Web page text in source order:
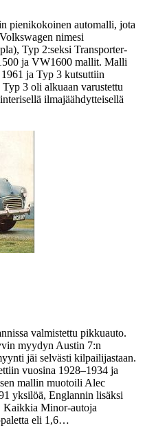
pienikokoinen automalli, jota
nimesi
Typ 2:seksi Transporter-
ja VW1600 mallit. Malli
ja Typ 3 kutsuttiin
Typ 3 oli alkuaan varustettu
ilmajäähdytteisellä
valmistettu pikkuauto.
myydyn Austin 7:n
jäi selvästi kilpailijastaan.
vuosina 1928–1934 ja
mallin muotoili Alec
yksilöä, Englannin lisäksi
Kaikkia Minor-autoja
eli 1,6…